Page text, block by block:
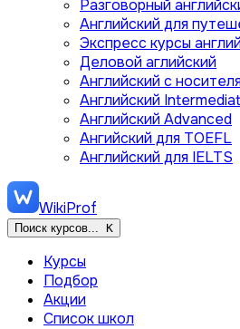
Разговорный
Английский для
Экспресс курсы
Деловой аглийский
Английский с
Английский
Английский Advanced
Ангийский для TOEFL
Английский для IELTS
WikiProf
Поиск курсов... K
Курсы
Подбор
Акции
Список школ